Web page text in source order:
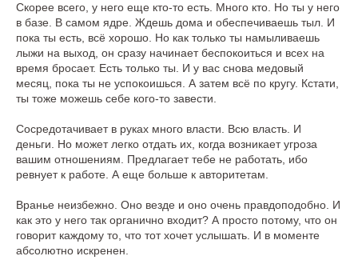
Скорее всего, у него еще кто-то есть. Много кто. Но ты у него
в базе. В самом ядре. Ждешь дома и обеспечиваешь тыл. И
пока ты есть, всё хорошо. Но как только ты намыливаешь
лыжи на выход, он сразу начинает беспокоиться и всех на
время бросает. Есть только ты. И у вас снова медовый
месяц, пока ты не успокоишься. А затем всё по кругу. Кстати,
ты тоже можешь себе кого-то завести.
Сосредотачивает в руках много власти. Всю власть. И
деньги. Но может легко отдать их, когда возникает угроза
вашим отношениям. Предлагает тебе не работать, ибо
ревнует к работе. А еще больше к авторитетам.
Вранье неизбежно. Оно везде и оно очень правдоподобно. И
как это у него так органично входит? А просто потому, что он
говорит каждому то, что тот хочет услышать. И в моменте
абсолютно искренен.